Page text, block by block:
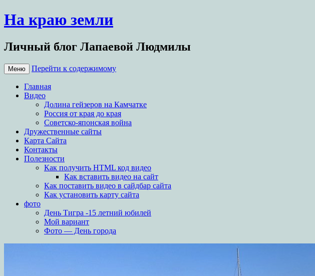
На краю земли
Личный блог Лапаевой Людмилы
Меню Перейти к содержимому
Главная
Видео
Долина гейзеров на Камчатке
Россия от края до края
Советско-японская война
Дружественные сайты
Карта Сайта
Контакты
Полезности
Как получить HTML код видео
Как вставить видео на сайт
Как поставить видео в сайдбар сайта
Как установить карту сайта
фото
День Тигра -15 летний юбилей
Мой вариант
Фото — День города